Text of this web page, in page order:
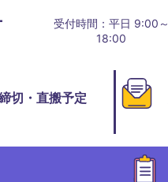
受付時間：平日 9:00～
18:00
切・直搬予定